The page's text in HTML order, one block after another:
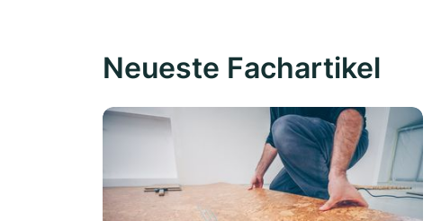
Neueste Fachartikel